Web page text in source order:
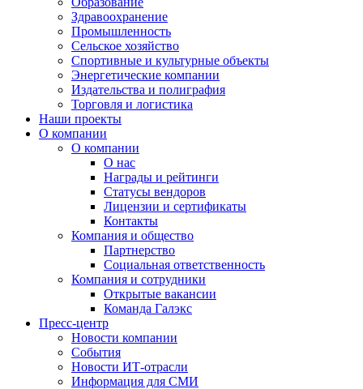
Здравоохранение
Промышленность
Сельское хозяйство
Спортивные и культурные объекты
Энергетические компании
Издательства и полиграфия
Торговля и логистика
Наши проекты
О компании
О компании
О нас
Награды и рейтинги
Статусы вендоров
Лицензии и сертификаты
Контакты
Компания и общество
Партнерство
Социальная ответственность
Компания и сотрудники
Открытые вакансии
Команда Галэкс
Пресс-центр
Новости компании
События
Новости ИТ-отрасли
Информация для СМИ